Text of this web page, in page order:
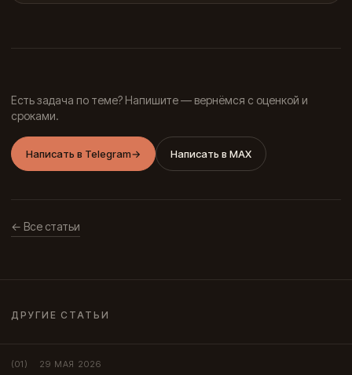
Есть задача по теме? Напишите — вернёмся с оценкой и
сроками.
Написать в Telegram→ Написать в MAX
← Все статьи
ДРУГИЕ СТАТЬИ
(01) 29 МАЯ 2026